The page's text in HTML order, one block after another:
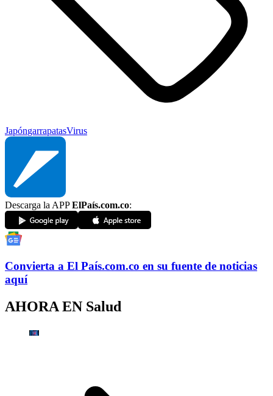
JapóngarrapatasVirus
Descarga la APPElPaís.com.co:
Convierta a El País.com.co en su fuente de noticias
aquí
AHORA EN Salud